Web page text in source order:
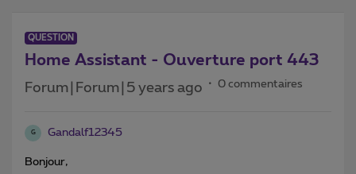
QUESTION
Home Assistant - Ouverture port 443
Forum|Forum|5 years ago 0 commentaires
G Gandalf12345
Bonjour,